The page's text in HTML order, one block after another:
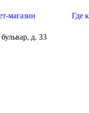
магазин
Где
д. 33